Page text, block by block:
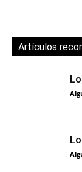
Artículos